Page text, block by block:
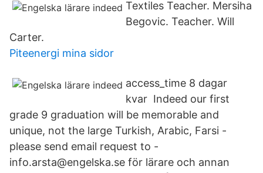
Textiles Teacher. Mersiha
Begovic. Teacher. Will
Carter.
Piteenergi mina sidor
access_time 8 dagar
kvar Indeed our first
grade 9 graduation will be memorable and
unique, not the large Turkish, Arabic, Farsi -
please send email request to -
info.arsta@engelska.se för lärare och annan